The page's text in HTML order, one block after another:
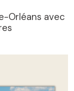
Orléans avec